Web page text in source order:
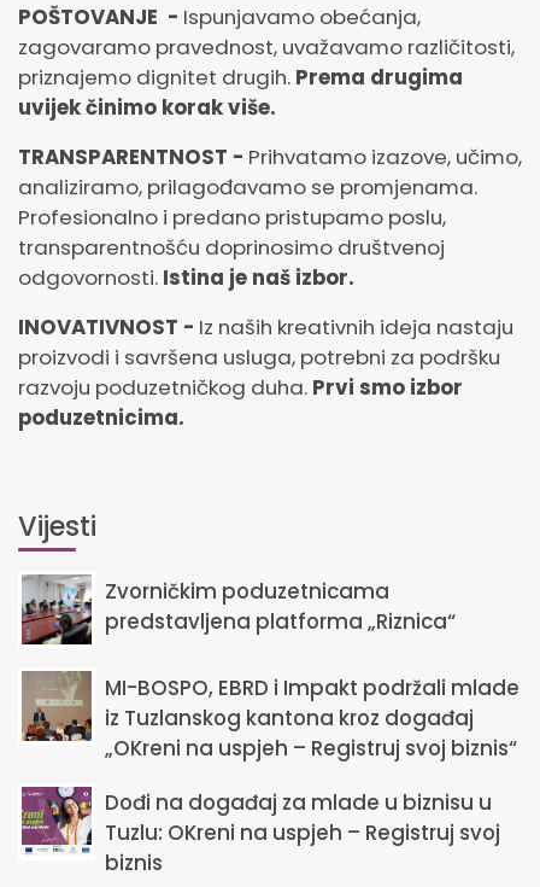
POŠTOVANJE - Ispunjavamo obećanja,
zagovaramo pravednost, uvažavamo različitosti,
priznajemo dignitet drugih. Prema drugima
uvijek činimo korak više.
TRANSPARENTNOST - Prihvatamo izazove, učimo,
analiziramo, prilagođavamo se promjenama.
Profesionalno i predano pristupamo poslu,
transparentnošću doprinosimo društvenoj
odgovornosti. Istina je naš izbor.
INOVATIVNOST - Iz naših kreativnih ideja nastaju
proizvodi i savršena usluga, potrebni za podršku
razvoju poduzetničkog duha. Prvi smo izbor
poduzetnicima.
Vijesti
Zvorničkim poduzetnicama
predstavljena platforma „Riznica“
MI-BOSPO, EBRD i Impakt podržali mlade
iz Tuzlanskog kantona kroz događaj
„OKreni na uspjeh – Registruj svoj biznis“
Dođi na događaj za mlade u biznisu u
Tuzlu: OKreni na uspjeh – Registruj svoj
biznis